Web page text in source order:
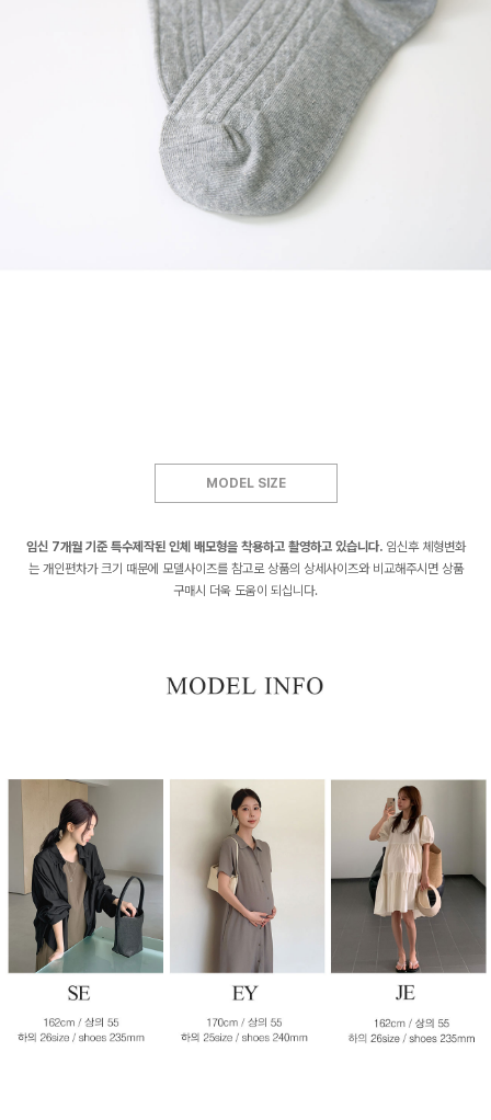
MODEL SIZE
임신 7개월 기준 특수제작된 인체 배모형을 착용하고 촬영하고 있습니다.임신후 체형변화
는 개인편차가 크기 때문에 모델사이즈를 참고로 상품의 상세사이즈와 비교해주시면 상품
구매시 더욱 도움이 되십니다.